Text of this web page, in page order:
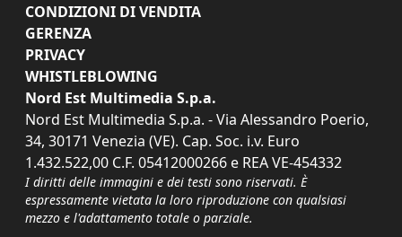
CONDIZIONI DI VENDITA
GERENZA
PRIVACY
WHISTLEBLOWING
Nord Est Multimedia S.p.a.
Nord Est Multimedia S.p.a. - Via Alessandro Poerio,
34, 30171 Venezia (VE). Cap. Soc. i.v. Euro
1.432.522,00 C.F. 05412000266 e REA VE-454332
I diritti delle immagini e dei testi sono riservati. È
espressamente vietata la loro riproduzione con qualsiasi
mezzo e l'adattamento totale o parziale.